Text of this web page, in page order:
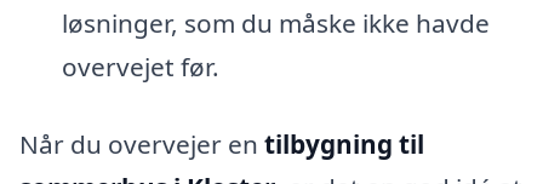
løsninger, som du måske ikke havde
overvejet før.
Når du overvejer en tilbygning til